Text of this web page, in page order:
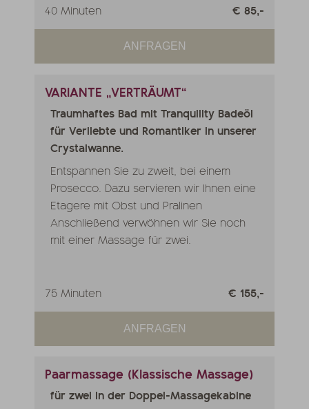
40 Minuten € 85,-
ANFRAGEN
VARIANTE „VERTRÄUMT“
Traumhaftes Bad mit Tranquility Badeöl
für Verliebte und Romantiker in unserer
Crystalwanne.
Entspannen Sie zu zweit, bei einem
Prosecco. Dazu servieren wir Ihnen eine
Etagere mit Obst und Pralinen
Anschließend verwöhnen wir Sie noch
mit einer Massage für zwei.
75 Minuten € 155,-
ANFRAGEN
Paarmassage (Klassische Massage)
für zwei in der Doppel-Massagekabine